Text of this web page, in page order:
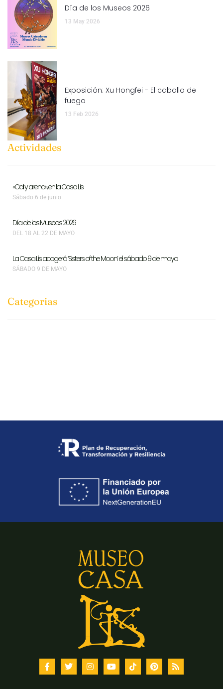
Día de los Museos 2026
13 May 2026
Exposición: Xu Hongfei - El caballo de
fuego
13 Feb 2026
Actividades
«Cal y arena», en la Casa Lis
Sábado 6 de junio
Día de los Museos 2026
DEL 18 AL 22 DE MAYO
La Casa Lis acogerá ‘Sisters of the Moon’ el sábado 9 de mayo
SÁBADO 9 DE MAYO
Categorias